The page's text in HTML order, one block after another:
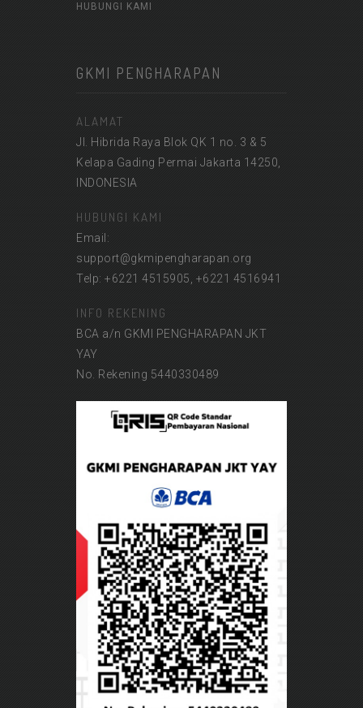
HUBUNGI KAMI
GKMI PENGHARAPAN
ALAMAT
Jl. Hibrida Raya Blok QK 1 no. 3 & 5
Kelapa Gading Permai Jakarta 14250,
INDONESIA
HUBUNGI KAMI
Email:
support@gkmipengharapan.org
Telp: +6221 4515905, +6221 4516941
INFO REKENING
BCA a/n GKMI PENGHARAPAN JKT
YAY
No. Rekening 5440330489